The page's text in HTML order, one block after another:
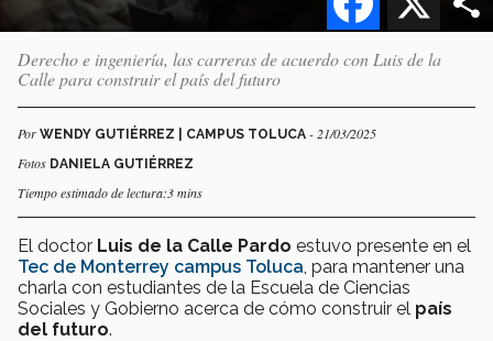
Derecho e ingeniería, las carreras de acuerdo con Luis de la
Calle para construir el país del futuro
Por WENDY GUTIÉRREZ | CAMPUS TOLUCA - 21/03/2025
Fotos DANIELA GUTIÉRREZ
Tiempo estimado de lectura:3 mins
El doctor Luis de la Calle Pardo estuvo presente en el
Tec de Monterrey campus Toluca , para mantener una
charla con estudiantes de la Escuela de Ciencias
Sociales y Gobierno acerca de cómo construir el país
del futuro.